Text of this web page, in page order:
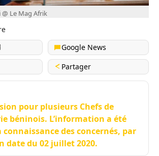
Le Mag Afrik
Google News
Partager
pour plusieurs Chefs de
béninois. L’information a été
connaissance des concernés, par
date du 02 juillet 2020.